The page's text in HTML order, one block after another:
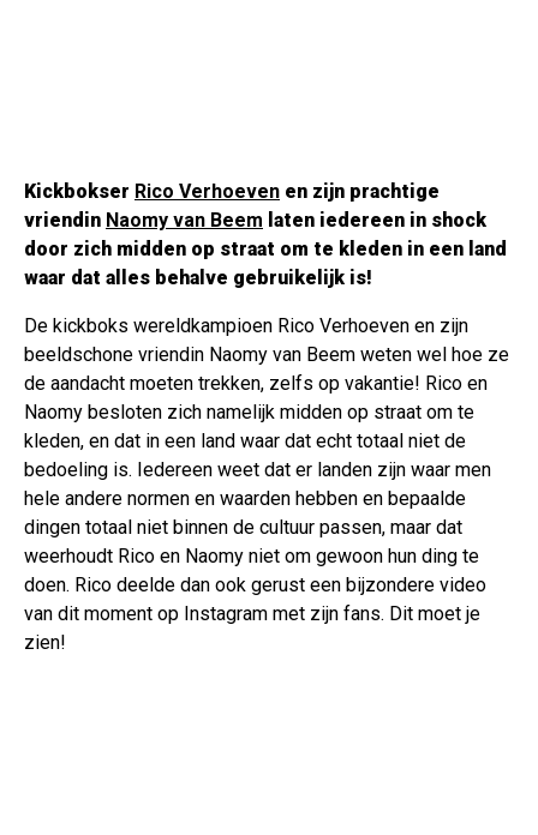
Kickbokser Rico Verhoeven en zijn prachtige
vriendin Naomy van Beem laten iedereen in shock
door zich midden op straat om te kleden in een land
waar dat alles behalve gebruikelijk is!
De kickboks wereldkampioen Rico Verhoeven en zijn
beeldschone vriendin Naomy van Beem weten wel hoe ze
de aandacht moeten trekken, zelfs op vakantie! Rico en
Naomy besloten zich namelijk midden op straat om te
kleden, en dat in een land waar dat echt totaal niet de
bedoeling is. Iedereen weet dat er landen zijn waar men
hele andere normen en waarden hebben en bepaalde
dingen totaal niet binnen de cultuur passen, maar dat
weerhoudt Rico en Naomy niet om gewoon hun ding te
doen. Rico deelde dan ook gerust een bijzondere video
van dit moment op Instagram met zijn fans. Dit moet je
zien!